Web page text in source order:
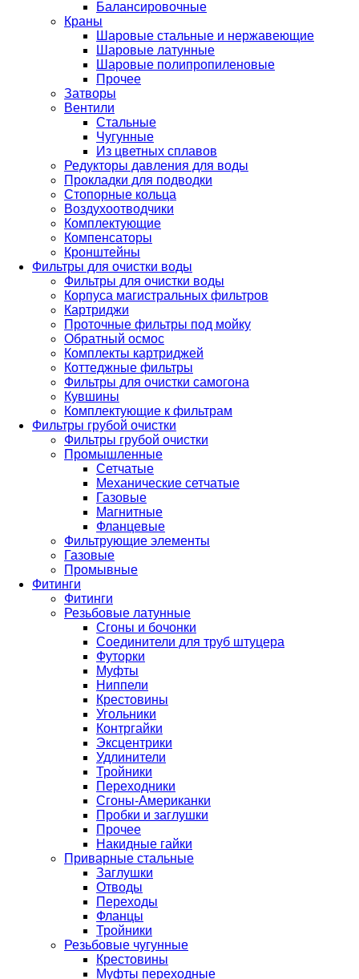
Балансировочные
Краны
Шаровые стальные и нержавеющие
Шаровые латунные
Шаровые полипропиленовые
Прочее
Затворы
Вентили
Стальные
Чугунные
Из цветных сплавов
Редукторы давления для воды
Прокладки для подводки
Стопорные кольца
Воздухоотводчики
Комплектующие
Компенсаторы
Кронштейны
Фильтры для очистки воды
Фильтры для очистки воды
Корпуса магистральных фильтров
Картриджи
Проточные фильтры под мойку
Обратный осмос
Комплекты картриджей
Коттеджные фильтры
Фильтры для очистки самогона
Кувшины
Комплектующие к фильтрам
Фильтры грубой очистки
Фильтры грубой очистки
Промышленные
Сетчатые
Механические сетчатые
Газовые
Магнитные
Фланцевые
Фильтрующие элементы
Газовые
Промывные
Фитинги
Фитинги
Резьбовые латунные
Сгоны и бочонки
Соединители для труб штуцера
Футорки
Муфты
Ниппели
Крестовины
Угольники
Контргайки
Эксцентрики
Удлинители
Тройники
Переходники
Сгоны-Американки
Пробки и заглушки
Прочее
Накидные гайки
Приварные стальные
Заглушки
Отводы
Переходы
Фланцы
Тройники
Резьбовые чугунные
Крестовины
Муфты переходные